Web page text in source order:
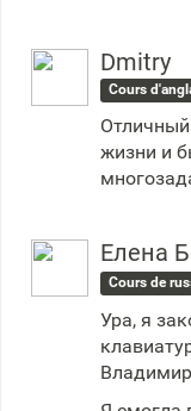
Dmitry
Cours
жизни и
Елена
Cours de
Ура, я